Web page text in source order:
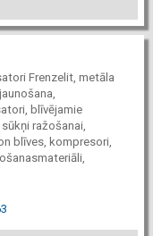
Frenzelit, metāla
blīvējamie
ražošanai,
blīves, kompresori,